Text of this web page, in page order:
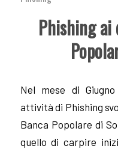
Phishing ai
Nel mese di
attività di Phishing
Banca Popolare di
quello di carpire